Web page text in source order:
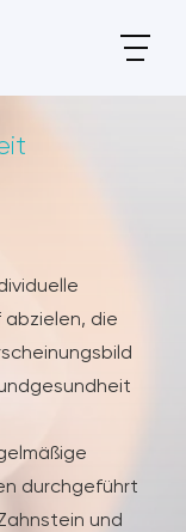
die
durchgeführt
und